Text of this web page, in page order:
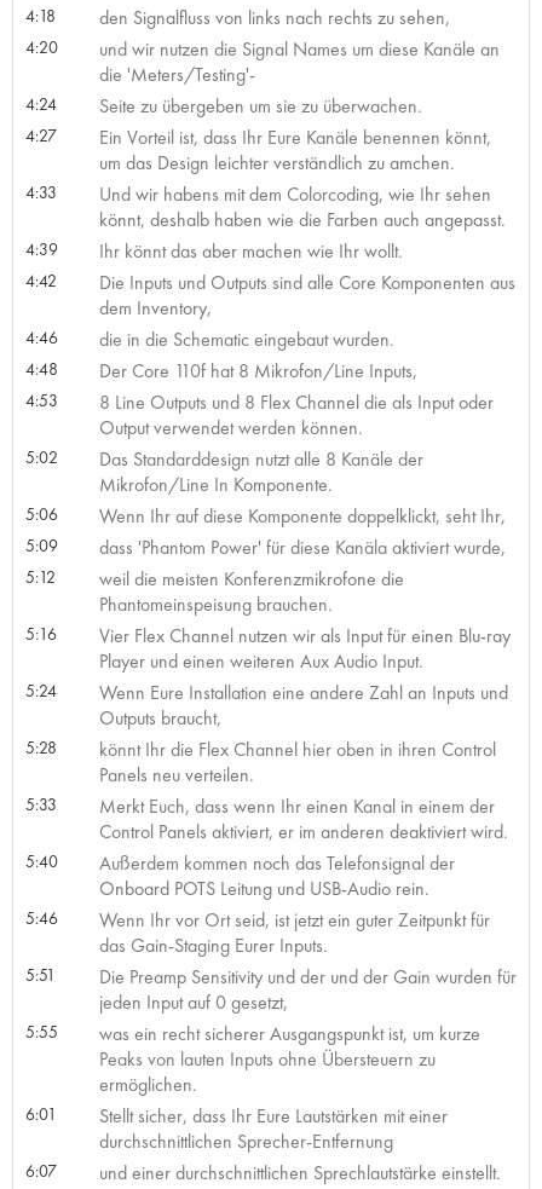
4:18 den Signalfluss von links nach rechts zu sehen,
4:20
und wir nutzen die Signal Names um diese Kanäle an
die 'Meters/Testing'-
4:24 Seite zu übergeben um sie zu überwachen.
4:27
Ein Vorteil ist, dass Ihr Eure Kanäle benennen könnt,
um das Design leichter verständlich zu amchen.
4:33
Und wir habens mit dem Colorcoding, wie Ihr sehen
könnt, deshalb haben wie die Farben auch angepasst.
4:39 Ihr könnt das aber machen wie Ihr wollt.
4:42
Die Inputs und Outputs sind alle Core Komponenten aus
dem Inventory,
4:46 die in die Schematic eingebaut wurden.
4:48 Der Core 110f hat 8 Mikrofon/Line Inputs,
4:53
8 Line Outputs und 8 Flex Channel die als Input oder
Output verwendet werden können.
5:02
Das Standarddesign nutzt alle 8 Kanäle der
Mikrofon/Line In Komponente.
5:06 Wenn Ihr auf diese Komponente doppelklickt, seht Ihr,
5:09 dass 'Phantom Power' für diese Kanäla aktiviert wurde,
5:12
weil die meisten Konferenzmikrofone die
Phantomeinspeisung brauchen.
5:16
Vier Flex Channel nutzen wir als Input für einen Blu-ray
Player und einen weiteren Aux Audio Input.
5:24
Wenn Eure Installation eine andere Zahl an Inputs und
Outputs braucht,
5:28
könnt Ihr die Flex Channel hier oben in ihren Control
Panels neu verteilen.
5:33
Merkt Euch, dass wenn Ihr einen Kanal in einem der
Control Panels aktiviert, er im anderen deaktiviert wird.
5:40
Außerdem kommen noch das Telefonsignal der
Onboard POTS Leitung und USB-Audio rein.
5:46
Wenn Ihr vor Ort seid, ist jetzt ein guter Zeitpunkt für
das Gain-Staging Eurer Inputs.
5:51
Die Preamp Sensitivity und der und der Gain wurden für
jeden Input auf 0 gesetzt,
5:55
was ein recht sicherer Ausgangspunkt ist, um kurze
Peaks von lauten Inputs ohne Übersteuern zu
ermöglichen.
6:01
Stellt sicher, dass Ihr Eure Lautstärken mit einer
durchschnittlichen Sprecher-Entfernung
6:07 und einer durchschnittlichen Sprechlautstärke einstellt.